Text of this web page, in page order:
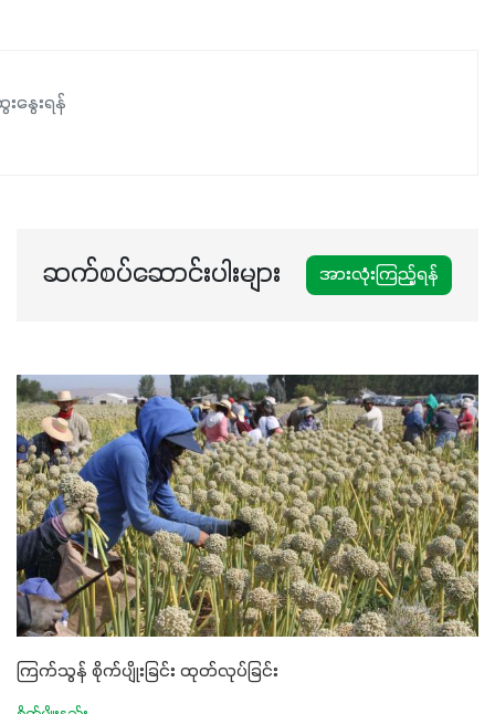
နွေးရန်
ဆက်စပ်ဆောင်းပါးများ အားလုံးကြည့်ရန်
ကြက်သွန် စိုက်ပျိုးခြင်း ထုတ်လုပ်ခြင်း